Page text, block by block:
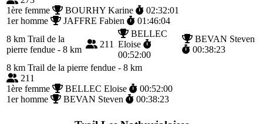
1ère femme
BOURHY Karine
02:32:01
1er homme
JAFFRE Fabien
01:46:04
8 km Trail de la
pierre fendue - 8 km
211
BELLEC
Eloise
00:52:00
BEVAN Steven
00:38:23
8 km Trail de la pierre fendue - 8 km
211
1ère femme
BELLEC Eloise
00:52:00
1er homme
BEVAN Steven 00:38:23